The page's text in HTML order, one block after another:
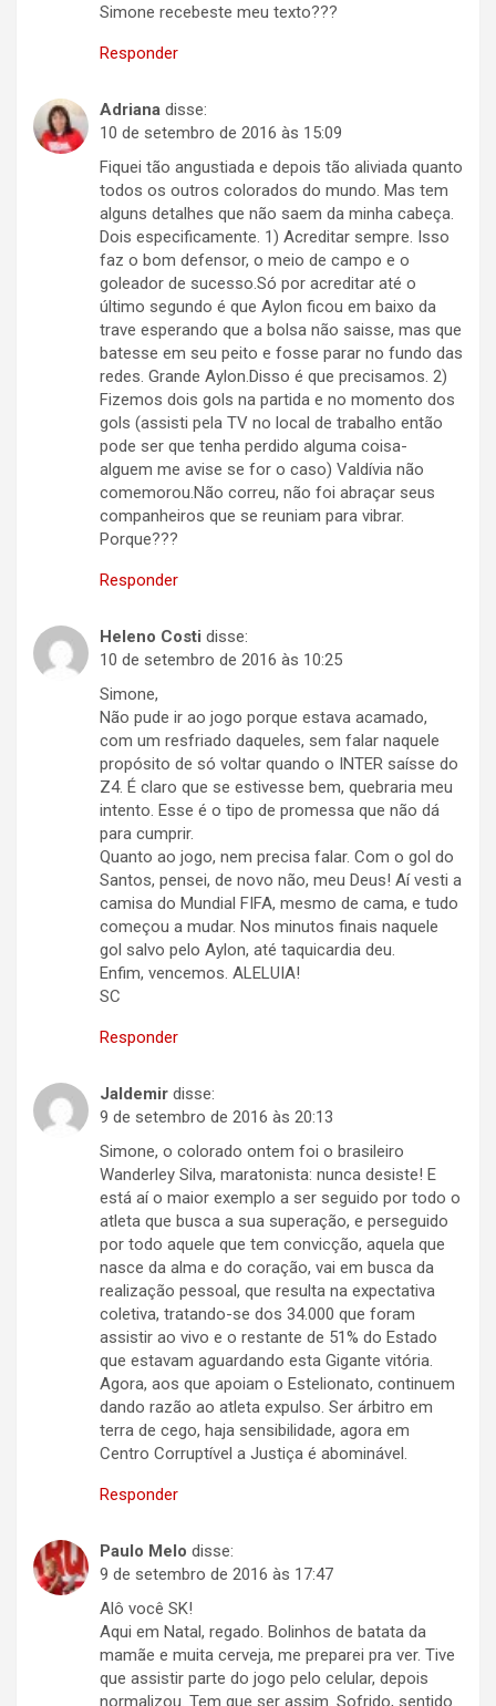
Simone recebeste meu texto???
Responder
Adriana disse:
10 de setembro de 2016 às 15:09
Fiquei tão angustiada e depois tão aliviada quanto
todos os outros colorados do mundo. Mas tem
alguns detalhes que não saem da minha cabeça.
Dois especificamente. 1) Acreditar sempre. Isso
faz o bom defensor, o meio de campo e o
goleador de sucesso.Só por acreditar até o
último segundo é que Aylon ficou em baixo da
trave esperando que a bolsa não saisse, mas que
batesse em seu peito e fosse parar no fundo das
redes. Grande Aylon.Disso é que precisamos. 2)
Fizemos dois gols na partida e no momento dos
gols (assisti pela TV no local de trabalho então
pode ser que tenha perdido alguma coisa-
alguem me avise se for o caso) Valdívia não
comemorou.Não correu, não foi abraçar seus
companheiros que se reuniam para vibrar.
Porque???
Responder
Heleno Costi disse:
10 de setembro de 2016 às 10:25
Simone,
Não pude ir ao jogo porque estava acamado,
com um resfriado daqueles, sem falar naquele
propósito de só voltar quando o INTER saísse do
Z4. É claro que se estivesse bem, quebraria meu
intento. Esse é o tipo de promessa que não dá
para cumprir.
Quanto ao jogo, nem precisa falar. Com o gol do
Santos, pensei, de novo não, meu Deus! Aí vesti a
camisa do Mundial FIFA, mesmo de cama, e tudo
começou a mudar. Nos minutos finais naquele
gol salvo pelo Aylon, até taquicardia deu.
Enfim, vencemos. ALELUIA!
SC
Responder
Jaldemir disse:
9 de setembro de 2016 às 20:13
Simone, o colorado ontem foi o brasileiro
Wanderley Silva, maratonista: nunca desiste! E
está aí o maior exemplo a ser seguido por todo o
atleta que busca a sua superação, e perseguido
por todo aquele que tem convicção, aquela que
nasce da alma e do coração, vai em busca da
realização pessoal, que resulta na expectativa
coletiva, tratando-se dos 34.000 que foram
assistir ao vivo e o restante de 51% do Estado
que estavam aguardando esta Gigante vitória.
Agora, aos que apoiam o Estelionato, continuem
dando razão ao atleta expulso. Ser árbitro em
terra de cego, haja sensibilidade, agora em
Centro Corruptível a Justiça é abominável.
Responder
Paulo Melo disse:
9 de setembro de 2016 às 17:47
Alô você SK!
Aqui em Natal, regado. Bolinhos de batata da
mamãe e muita cerveja, me preparei pra ver. Tive
que assistir parte do jogo pelo celular, depois
normalizou. Tem que ser assim. Sofrido, sentido.